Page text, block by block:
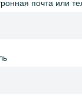
почта или